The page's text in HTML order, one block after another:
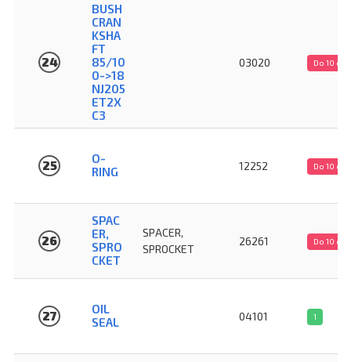
24
BUSH
CRAN
KSHA
FT
85/10
0->18
NJ205
ET2X
C3
03020 Do 10 dnů
25
O-
RING
12252 Do 10 dnů
26
SPAC
ER,
SPRO
CKET
SPACER,
SPROCKET
26261 Do 10 dnů
27
OIL
SEAL
04101 1